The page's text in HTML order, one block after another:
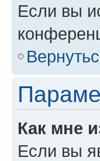
Если вы
Как мне
Если вы